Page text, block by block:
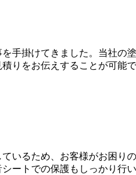
手掛けてきました。当社の
りをお伝えすることが可能で
いるため、お客様がお困りの
ートでの保護もしっかり行